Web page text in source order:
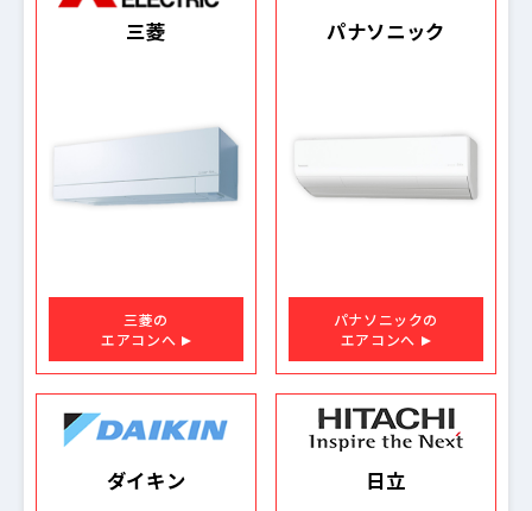
三菱
三菱の
エアコンへ
パナソニック
パナソニックの
エアコンへ
ダイキン 日立